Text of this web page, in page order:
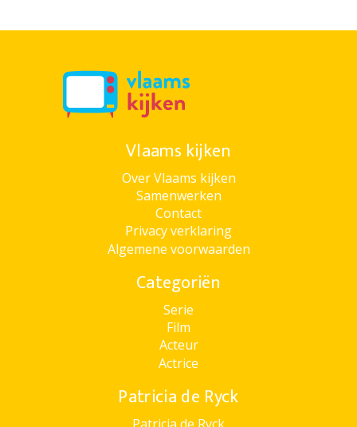
Vlaams kijken
Over Vlaams kijken
Samenwerken
Contact
Privacy verklaring
Algemene voorwaarden
Categoriën
Serie
Film
Acteur
Actrice
Patricia de Ryck